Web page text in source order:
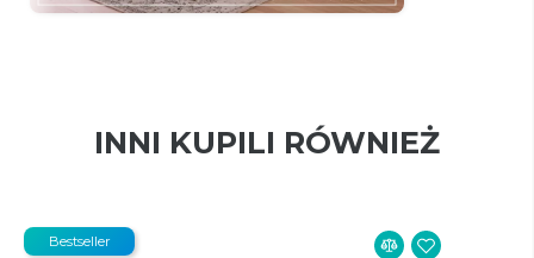
INNI KUPILI RÓWNIEŻ
Bestseller